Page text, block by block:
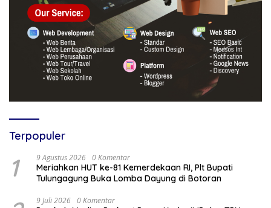
Terpopuler
1 9 Agustus 2026 0 Komentar
Meriahkan HUT ke-81 Kemerdekaan RI, Plt Bupati
Tulungagung Buka Lomba Dayung di Botoran
9 Juli 2026 0 Komentar